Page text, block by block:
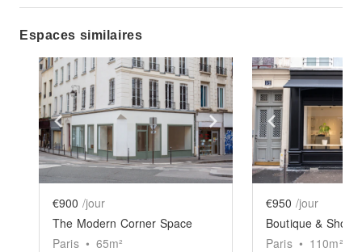
Espaces similaires
Show previous slide Show next slide
€900 /jour
The Modern Corner Space
Paris • 65m²
Show
€950 /jour
Paris • 110m²